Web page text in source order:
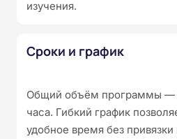
изучения.
Сроки и график
Общий объём программы —
часа. Гибкий график
удобное время без